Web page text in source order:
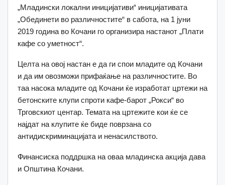
„Младински локални иницијативи“ иницијативата
„Обединети во различностите“ в сабота, на 1 јуни
2019 година во Кочани го организира настанот „Плати
кафе со уметност“.
Целта на овој настан е да ги спои младите од Кочани
и да им овозможи прифаќање на различностите. Во
таа насока младите од Кочани ќе изработат цртежи на
бетонските клупи спроти кафе-барот „Рокси“ во
Трговскиот центар. Темата на цртежите кои ќе се
најдат на клупите ќе биде поврзана со
антидискриминацијата и ненасилството.
Финансиска поддршка на оваа младинска акција дава
и Општина Кочани.